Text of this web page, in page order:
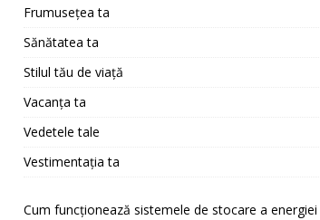
Frumusețea ta
Sănătatea ta
Stilul tău de viață
Vacanța ta
Vedetele tale
Vestimentația ta
Cum funcționează sistemele de stocare a energiei